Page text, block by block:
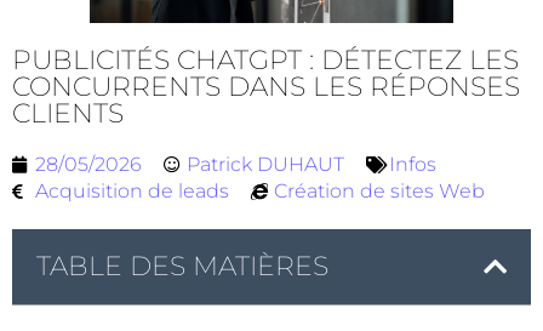
PUBLICITÉS CHATGPT : DÉTECTEZ LES
CONCURRENTS DANS LES RÉPONSES
CLIENTS
28/05/2026 Patrick DUHAUT
Infos
Acquisition de leads
Création de sites Web
TABLE DES MATIÈRES